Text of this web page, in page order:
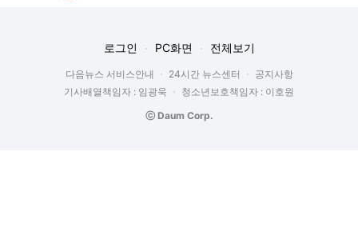
로그인 PC화면 전체보기
다음뉴스 서비스안내 24시간 뉴스센터
공지사항
기사배열책임자 : 임광욱
청소년보호책임자 : 이호원
ⓒ Daum Corp.